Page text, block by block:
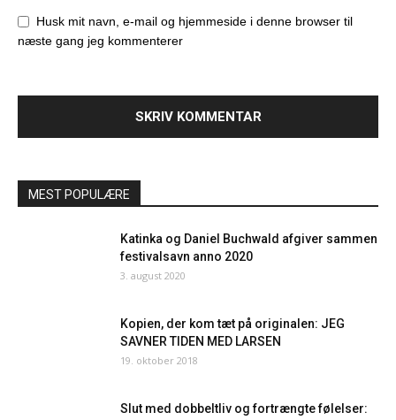
Husk mit navn, e-mail og hjemmeside i denne browser til
næste gang jeg kommenterer
MEST POPULÆRE
Katinka og Daniel Buchwald afgiver sammen
festivalsavn anno 2020
3. august 2020
Kopien, der kom tæt på originalen: JEG
SAVNER TIDEN MED LARSEN
19. oktober 2018
Slut med dobbeltliv og fortrængte følelser: